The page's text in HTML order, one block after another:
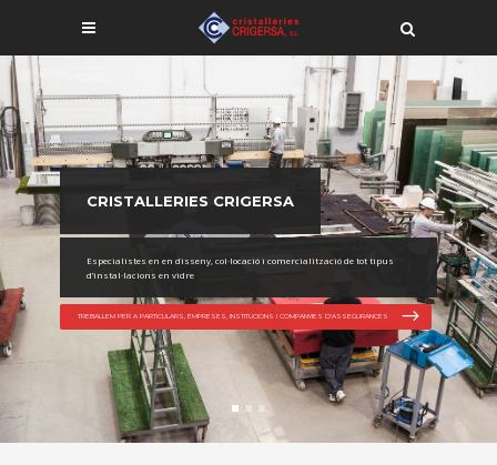
CRISTALLERIES CRIGERSA
Especialistes en en disseny, col·locació i comercialització de tot tipus
d’instal·lacions en vidre
TREBALLEM PER A PARTICULARS, EMPRESES, INSTITUCIONS I COMPANYIES D'ASSEGURANCES